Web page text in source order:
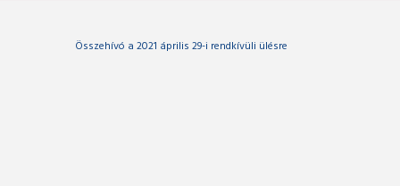
Összehívó a 2021 április 29-i rendkívüli ülésre